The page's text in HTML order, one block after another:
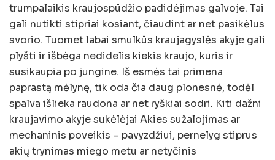
trumpalaikis kraujospūdžio padidėjimas galvoje. Tai
gali nutikti stipriai kosiant, čiaudint ar net pasikėlus
svorio. Tuomet labai smulkūs kraujagyslės akyje gali
plyšti ir išbėga nedidelis kiekis kraujo, kuris ir
susikaupia po jungine. Iš esmės tai primena
paprastą mėlynę, tik oda čia daug plonesnė, todėl
spalva išlieka raudona ar net ryškiai sodri. Kiti dažni
kraujavimo akyje sukėlėjai Akies sužalojimas ar
mechaninis poveikis – pavyzdžiui, pernelyg stiprus
akių trynimas miego metu ar netyčinis